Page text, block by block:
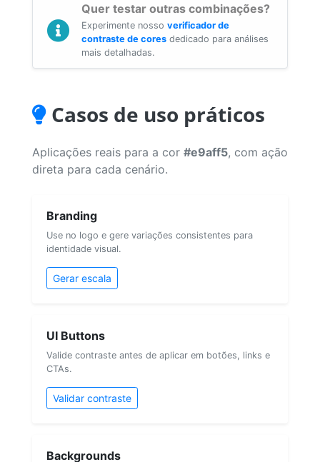
Quer testar outras combinações?
Experimente nosso verificador de
contraste de cores dedicado para análises
mais detalhadas.
Casos de uso práticos
Aplicações reais para a cor #e9aff5, com ação
direta para cada cenário.
Branding
Use no logo e gere variações consistentes para
identidade visual.
Gerar escala
UI Buttons
Valide contraste antes de aplicar em botões, links e
CTAs.
Validar contraste
Backgrounds